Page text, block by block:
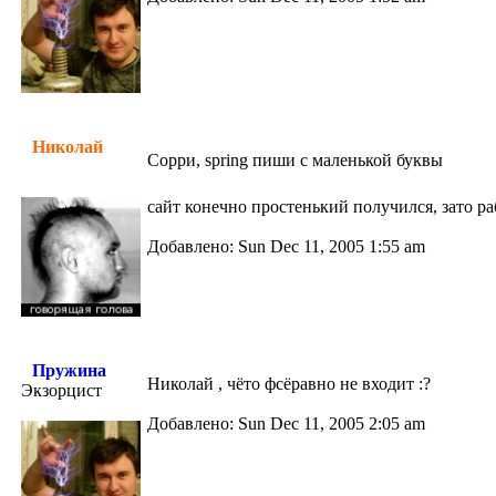
Николай
Сорри, spring пиши с маленькой буквы
сайт конечно простенький получился, зато
Добавлено: Sun Dec 11, 2005 1:55 am
Пружина
Экзорцист
Николай , чёто фсёравно не входит :?
Добавлено: Sun Dec 11, 2005 2:05 am